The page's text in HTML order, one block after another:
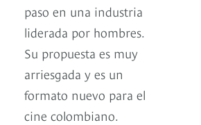
paso en una industria
liderada por hombres.
Su propuesta es muy
arriesgada y es un
formato nuevo para el
cine colombiano.